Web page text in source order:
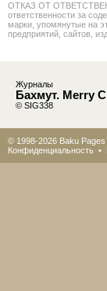
ОТКАЗ ОТ
ответственности за
марки, упомянутые на
предприятий, сайтов,
Журналы
Бахмут. Merry
© SIG338
© 1998-2026 Baku
Конфиденциальность •